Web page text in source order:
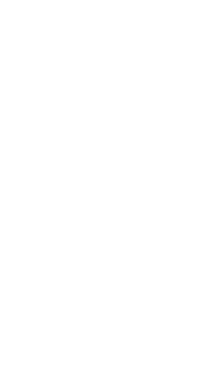
力的流行民谣“青春专场”、唤
和色彩。
演出。